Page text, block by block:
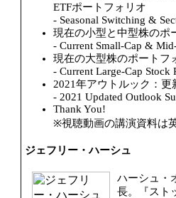
ETFポートフォリオ
- Seasonal Switching &
現在の小型と中型株のポ
- Current Small-Cap &
現在の大型株のポートフ
- Current Large-Cap Stock
2021年アウトルック：更
- 2021 Updated Outlook
Thank You!
※視聴動画の講演資料は
ジェフリー・ハーシュ
ハーシュ・
長。『スト